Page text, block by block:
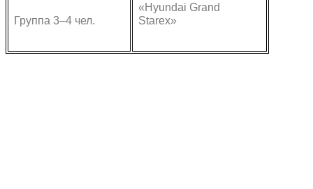
Группа 3–4 чел.
«Hyundai Grand
Starex»